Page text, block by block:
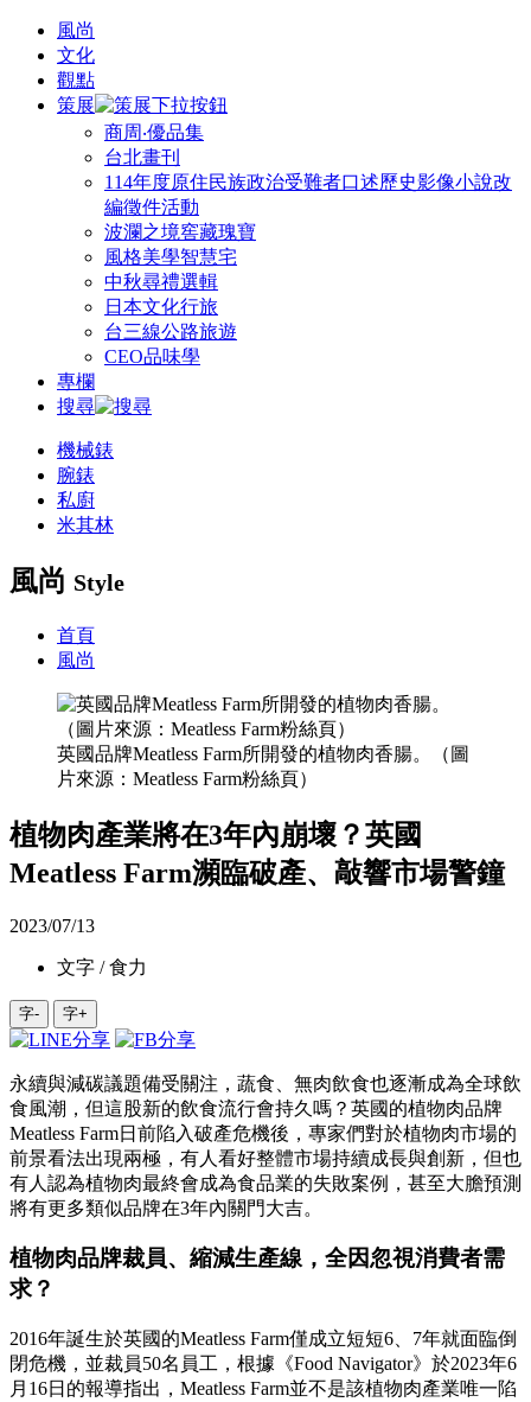
風尚
文化
觀點
策展
商周‧優品集
台北畫刊
114年度原住民族政治受難者口述歷史影像小說改
編徵件活動
波瀾之境窖藏瑰寶
風格美學智慧宅
中秋尋禮選輯
日本文化行旅
台三線公路旅遊
CEO品味學
專欄
搜尋
機械錶
腕錶
私廚
米其林
風尚 Style
首頁
風尚
英國品牌Meatless Farm所開發的植物肉香腸。（圖
片來源：Meatless Farm粉絲頁）
植物肉產業將在3年內崩壞？英國
Meatless Farm瀕臨破產、敲響市場警鐘
2023/07/13
文字 / 食力
字- 字+
永續與減碳議題備受關注，蔬食、無肉飲食也逐漸成為全球飲
食風潮，但這股新的飲食流行會持久嗎？英國的植物肉品牌
Meatless Farm日前陷入破產危機後，專家們對於植物肉市場的
前景看法出現兩極，有人看好整體市場持續成長與創新，但也
有人認為植物肉最終會成為食品業的失敗案例，甚至大膽預測
將有更多類似品牌在3年內關門大吉。
植物肉品牌裁員、縮減生產線，全因忽視消費者需
求？
2016年誕生於英國的Meatless Farm僅成立短短6、7年就面臨倒
閉危機，並裁員50名員工，根據《Food Navigator》於2023年6
月16日的報導指出，Meatless Farm並不是該植物肉產業唯一陷